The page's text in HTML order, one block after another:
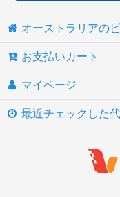
オーストラリアの
お支払いカート
マイページ
最近チェックした